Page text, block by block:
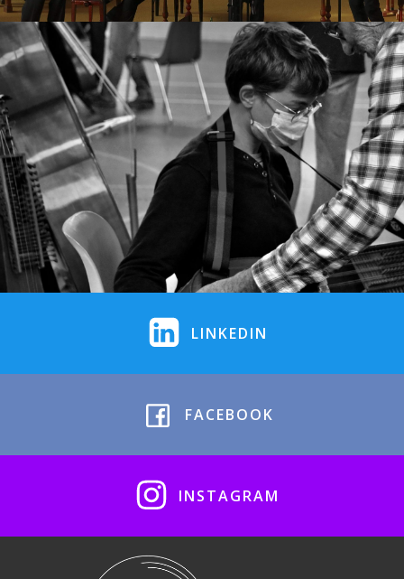
LINKEDIN
FACEBOOK
INSTAGRAM